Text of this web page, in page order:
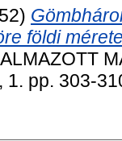
földi
1. pp. 303-